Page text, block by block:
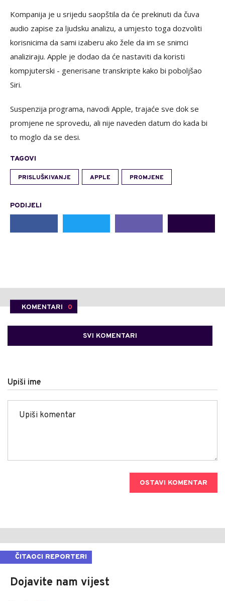
Kompanija je u srijedu saopštila da će prekinuti da čuva
audio zapise za ljudsku analizu, a umjesto toga dozvoliti
korisnicima da sami izaberu ako žele da im se snimci
analiziraju. Apple je dodao da će nastaviti da koristi
kompjuterski - generisane transkripte kako bi poboljšao
Siri.
Suspenzija programa, navodi Apple, trajaće sve dok se
promjene ne sprovedu, ali nije naveden datum do kada bi
to moglo da se desi.
TAGOVI
PRISLUŠKIVANJE APPLE PROMJENE
PODIJELI
KOMENTARI 0
SVI KOMENTARI
Upiši ime
OSTAVI KOMENTAR
ČITAOCI REPORTERI
Dojavite nam vijest